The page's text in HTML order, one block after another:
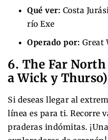
Qué ver: Costa
río Exe
Operado por: Great
6. The Far
a Wick y
Si deseas llegar al
línea es para ti. Recorre
praderas indómitas.